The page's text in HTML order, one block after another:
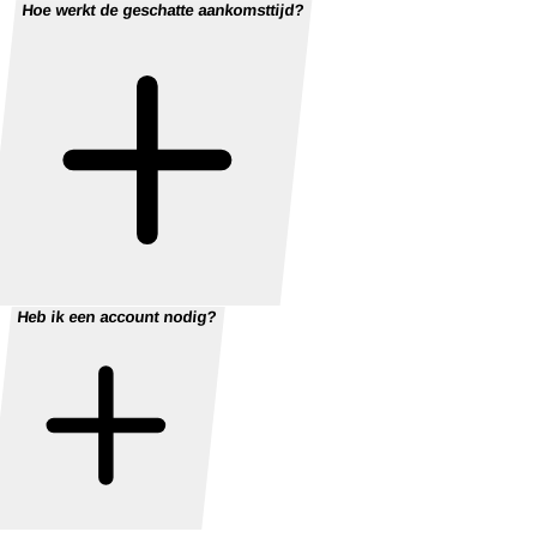
Hoe werkt de geschatte aankomsttijd?
Heb ik een account nodig?